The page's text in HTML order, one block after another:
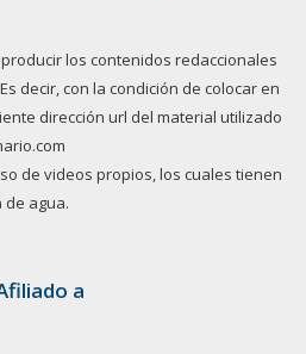
los contenidos redaccionales
decir, con la condición de colocar en
dirección url del material utilizado
de videos propios, los cuales tienen
de agua.
a